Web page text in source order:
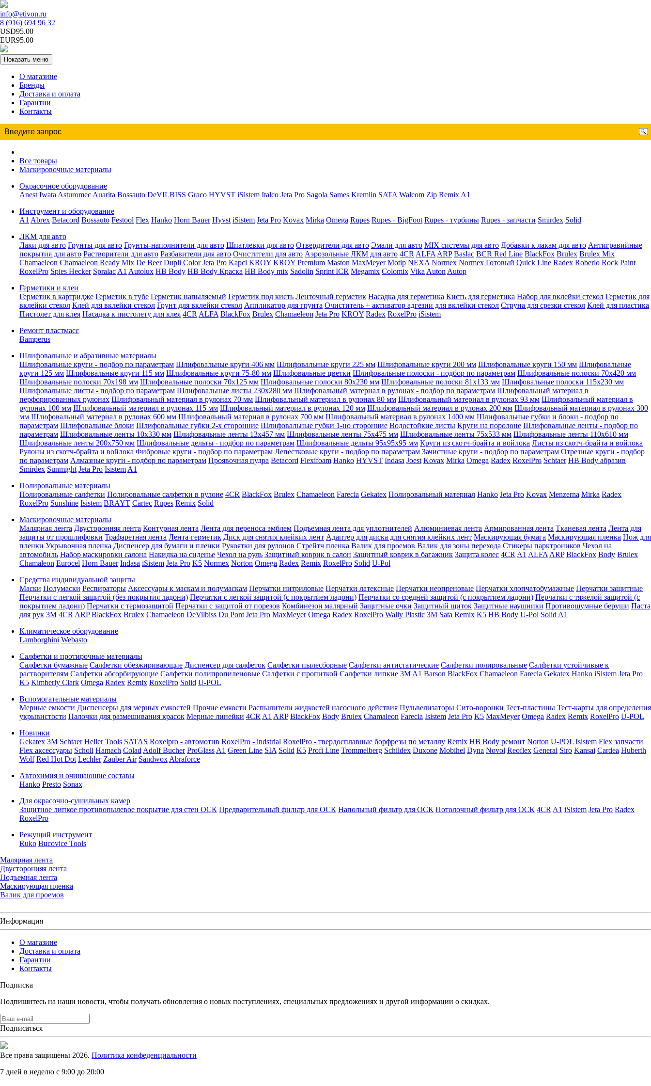
info@etivon.ru
8 (916) 694 96 32
USD95.00
EUR95.00
Показать меню
О магазине
Бренды
Доставка и оплата
Гарантии
Контакты
Все товары
Маскировочные материалы
Окрасочное оборудование
Anest Iwata Asturomec Auarita Bossauto DeVILBISS Graco HYVST iSistem Italco Jeta Pro Sagola Sames Kremlin SATA Walcom Zip Remix A1
Инструмент и оборудование
A1 Abrex Betacord Bossauto Festool Flex Hanko Horn Bauer Hyvst iSistem Jeta Pro Kovax Mirka Omega Rupes Rupes - BigFoot Rupes - турбины Rupes - запчасти Smirdex Solid
ЛКМ для авто
Лаки для авто Грунты для авто Грунты-наполнители для авто Шпатлевки для авто Отвердители для авто Эмали для авто MIX системы для авто Добавки к лакам для авто Антигравийные
покрытия для авто Растворители для авто Разбавители для авто Очистители для авто Аэрозольные ЛКМ для авто 4CR ALFA ARP Baslac BCR Red Line BlackFox Brulex Brulex Mix
Chamaeleon Chamaeleon Ready Mix De Beer Dupli Color Jeta Pro Kapci KROY KROY Premium Maston MaxMeyer Motip NEXA Normex Normex Готовый Quick Line Radex Roberlo Rock Paint
RoxelPro Spies Hecker Spralac A1 Autolux HB Body HB Body Краска HB Body mix Sadolin Sprint ICR Megamix Colomix Vika Auton Autop
Герметики и клеи
Герметик в картридже Герметик в тубе Герметик напыляемый Герметик под кисть Ленточный герметик Насадка для герметика Кисть для герметика Набор для вклейки стекол Герметик для
вклейки стекол Клей для вклейки стекол Грунт для вклейки стекол Аппликатор для грунта Очиститель + активатор адгезии для вклейки стекол Струна для срезки стекол Клей для пластика
Пистолет для клея Насадка к пистолету для клея 4CR ALFA BlackFox Brulex Chamaeleon Jeta Pro KROY Radex RoxelPro iSistem
Ремонт пластмасс
Bamperus
Шлифовальные и абразивные материалы
Шлифовальные круги - подбор по параметрам Шлифовальные круги 406 мм Шлифовальные круги 225 мм Шлифовальные круги 200 мм Шлифовальные круги 150 мм Шлифовальные
круги 125 мм Шлифовальные круги 115 мм Шлифовальные круги 75-80 мм Шлифовальные цветки Шлифовальные полоски - подбор по параметрам Шлифовальные полоски 70x420 мм
Шлифовальные полоски 70x198 мм Шлифовальные полоски 70x125 мм Шлифовальные полоски 80x230 мм Шлифовальные полоски 81x133 мм Шлифовальные полоски 115x230 мм
Шлифовальные листы - подбор по параметрам Шлифовальные листы 230x280 мм Шлифовальный материал в рулонах - подбор по параметрам Шлифовальный материал в
перфорированных рулонах Шлифовальный материал в рулонах 70 мм Шлифовальный материал в рулонах 80 мм Шлифовальный материал в рулонах 93 мм Шлифовальный материал в
рулонах 100 мм Шлифовальный материал в рулонах 115 мм Шлифовальный материал в рулонах 120 мм Шлифовальный материал в рулонах 200 мм Шлифовальный материал в рулонах 300
мм Шлифовальный материал в рулонах 600 мм Шлифовальный материал в рулонах 700 мм Шлифовальный материал в рулонах 1400 мм Шлифовальные губки и блоки - подбор по
параметрам Шлифовальные блоки Шлифовальные губки 2-х сторонние Шлифовальные губки 1-но сторонние Водостойкие листы Круги на поролоне Шлифовальные ленты - подбор по
параметрам Шлифовальные ленты 10x330 мм Шлифовальные ленты 13x457 мм Шлифовальные ленты 75x475 мм Шлифовальные ленты 75x533 мм Шлифовальные ленты 110x610 мм
Шлифовальные ленты 200x750 мм Шлифовальные дельты - подбор по параметрам Шлифовальные дельты 95x95x95 мм Круги из скотч-брайта и войлока Листы из скотч-брайта и войлока
Рулоны из скотч-брайта и войлока Фибровые круги - подбор по параметрам Лепестковые круги - подбор по параметрам Зачистные круги - подбор по параметрам Отрезные круги - подбор
по параметрам Алмазные круги - подбор по параметрам Проявочная пудра Betacord Flexifoam Hanko HYVST Indasa Joest Kovax Mirka Omega Radex RoxelPro Schtaer HB Body абразив
Smirdex Sunmight Jeta Pro Isistem A1
Полировальные материалы
Полировальные салфетки Полировальные салфетки в рулоне 4CR BlackFox Brulex Chamaeleon Farecla Gekatex Полировальный материал Hanko Jeta Pro Kovax Menzerna Mirka Radex
RoxelPro Sunshine Isistem BRAYT Cartec Rupes Remix Solid
Маскировочные материалы
Малярная лента Двусторонняя лента Контурная лента Лента для переноса эмблем Подъемная лента для уплотнителей Алюминиевая лента Армированная лента Тканевая лента Лента для
защиты от прошлифовки Трафаретная лента Лента-герметик Диск для снятия клейких лент Адаптер для диска для снятия клейких лент Маскирующая бумага Маскирующая пленка Нож для
пленки Укрывочная пленка Диспенсер для бумаги и пленки Рукоятки для рулонов Стрейтч пленка Валик для проемов Валик для зоны перехода Стикеры парктроников Чехол на
автомобиль Набор маскировки салона Накидка на сиденье Чехол на руль Защитный коврик в салон Защитный коврик в багажник Защита колес 4CR A1 ALFA ARP BlackFox Body Brulex
Chamaleon Eurocel Horn Bauer Indasa iSistem Jeta Pro K5 Normex Norton Omega Radex Remix RoxelPro Solid U-Pol
Средства индивидуальной защиты
Маски Полумаски Респираторы Аксессуары к маскам и полумаскам Перчатки нитриловые Перчатки латексные Перчатки неопреновые Перчатки хлопчатобумажные Перчатки защитные
Перчатки с легкой защитой (без покрытия ладони) Перчатки с легкой защитой (с покрытием ладони) Перчатки со средней защитой (с покрытием ладони) Перчатки с тяжелой защитой (с
покрытием ладони) Перчатки с термозащитой Перчатки с защитой от порезов Комбинезон малярный Защитные очки Защитный щиток Защитные наушники Противошумные беруши Паста
для рук 3M 4CR ARP BlackFox Brulex Chamaeleon DeVilbiss Du Pont Jeta Pro MaxMeyer Omega Radex RoxelPro Wally Plastic 3M Sata Remix K5 HB Body U-Pol Solid A1
Климатическое оборудование
Lamborghini Webasto
Салфетки и протирочные материалы
Салфетки бумажные Салфетки обезжиривающие Диспенсер для салфеток Салфетки пылесборные Салфетки антистатические Салфетки полировальные Салфетки устойчивые к
растворителям Салфетки абсорбирующие Салфетки полипропиленовые Салфетки с пропиткой Салфетки липкие 3M A1 Barson BlackFox Chamaeleon Farecla Gekatex Hanko iSistem Jeta Pro
K5 Kimberly Clark Omega Radex Remix RoxelPro Solid U-POL
Вспомогательные материалы
Мерные емкости Диспенсеры для мерных емкостей Прочие емкости Распылители жидкостей насосного действия Пульвелизаторы Сито-воронки Тест-пластины Тест-карты для определения
укрывистости Палочки для размешивания красок Мерные линейки 4CR A1 ARP BlackFox Body Brulex Chamaleon Farecla Isistem Jeta Pro K5 MaxMeyer Omega Radex Remix RoxelPro U-POL
Новинки
Gekatex 3M Schtaer Heller Tools SATAS Roxelpro - автомотив RoxelPro - indstrial RoxelPro - твердосплавные борфрезы по металлу Remix HB Body ремонт Norton U-POL Isistem Flex запчасти
Flex аксессуары Scholl Hamach Colad Adolf Bucher ProGlass A1 Green Line SIA Solid K5 Profi Line Trommelberg Schildex Duxone Mobihel Dyna Novol Reoflex General Siro Kansai Cardea Huberth
Wolf Red Hot Dot Lechler Zauber Air Sandwox Abraforce
Автохимия и очищающие составы
Hanko Presto Sonax
Для окрасочно-сушильных камер
Защитное липкое противопылевое покрытие для стен ОСК Предварительный фильтр для ОСК Напольный фильтр для ОСК Потолочный фильтр для ОСК 4CR A1 iSistem Jeta Pro Radex
RoxelPro
Режущий инструмент
Ruko Bucovice Tools
Малярная лента
Двусторонняя лента
Подъемная лента
Маскирующая пленка
Валик для проемов
Информация
О магазине
Доставка и оплата
Гарантии
Контакты
Подписка
Подпишитесь на наши новости, чтобы получать обновления о новых поступлениях, специальных предложениях и другой информации о скидках.
Подписаться
Все права защищены 2026. Политика конфеденциальности
7 дней в неделю с 9:00 до 20:00